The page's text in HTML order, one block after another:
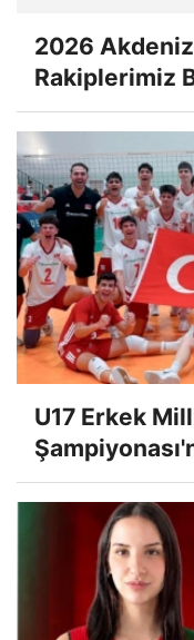
2026
Rakiplerimiz
U17 Erkek